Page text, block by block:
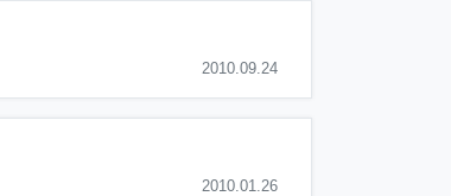
2010.09.24
2010.01.26